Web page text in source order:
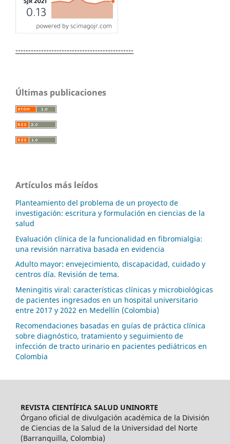
----------------------------------------------
Últimas publicaciones
Artículos más leídos
Planteamiento del problema de un proyecto de
investigación: escritura y formulación en ciencias de la
salud
Evaluación clínica de la funcionalidad en fibromialgia:
una revisión narrativa basada en evidencia
Adulto mayor: envejecimiento, discapacidad, cuidado y
centros día. Revisión de tema.
Meningitis viral: características clínicas y microbiológicas
de pacientes ingresados en un hospital universitario
entre 2017 y 2022 en Medellín (Colombia)
Recomendaciones basadas en guías de práctica clínica
sobre diagnóstico, tratamiento y seguimiento de
infección de tracto urinario en pacientes pediátricos en
Colombia
REVISTA CIENTÍFICA SALUD UNINORTE
Órgano oficial de divulgación académica de la División
de Ciencias de la Salud de la Universidad del Norte
(Barranquilla, Colombia)